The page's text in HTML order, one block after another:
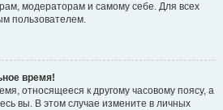
модераторам и самому себе. Для всех
пользователем.
время!
относящееся к другому часовому поясу, а
вы. В этом случае измените в личных